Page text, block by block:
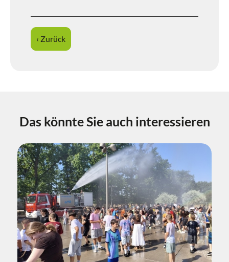
‹ Zurück
Das könnte Sie auch interessieren